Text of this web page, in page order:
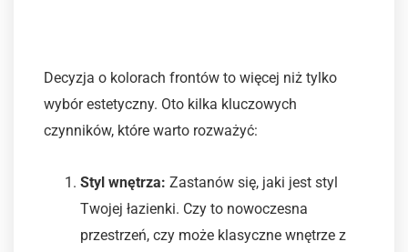
Decyzja o kolorach frontów to więcej niż tylko
wybór estetyczny. Oto kilka kluczowych
czynników, które warto rozważyć:
Styl wnętrza: Zastanów się, jaki jest styl
Twojej łazienki. Czy to nowoczesna
przestrzeń, czy może klasyczne wnętrze z